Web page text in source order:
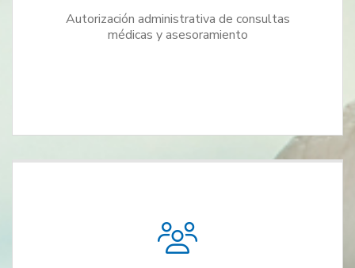
Autorización administrativa de consultas
médicas y asesoramiento